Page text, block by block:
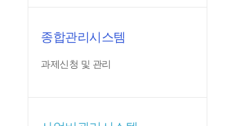
종합관리시스템
과제신청 및 관리